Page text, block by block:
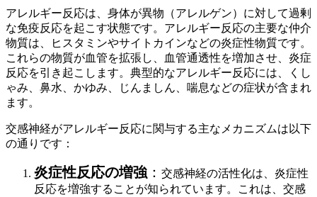
アレルギー反応は、身体が異物（アレルゲン）に対して過剰
な免疫反応を起こす状態です。アレルギー反応の主要な仲介
物質は、ヒスタミンやサイトカインなどの炎症性物質です。
これらの物質が血管を拡張し、血管通透性を増加させ、炎症
反応を引き起こします。典型的なアレルギー反応には、くし
ゃみ、鼻水、かゆみ、じんましん、喘息などの症状が含まれ
ます。
交感神経がアレルギー反応に関与する主なメカニズムは以下
の通りです：
炎症性反応の増強 ： 交感神経の活性化は、炎症性
反応を増強することが知られています。これは、交感